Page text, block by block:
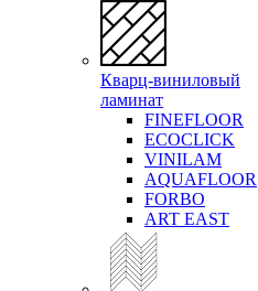
Кварц-виниловый
ламинат
FINEFLOOR
ECOCLICK
VINILAM
AQUAFLOOR
FORBO
ART EAST